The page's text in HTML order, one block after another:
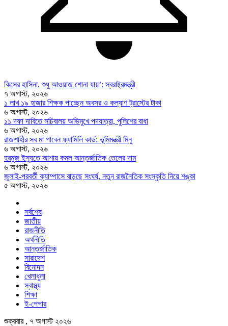
কিসের হাসিনা, শুধু আওয়াজ শোনা যায়’: স্বরাষ্ট্রমন্ত্রী
৭ অগাস্ট, ২০২৬
১ লাখ ১৯ হাজার শিক্ষক পাচ্ছেন অবসর ও কল্যাণ ট্রাস্টের টাকা
৬ অগাস্ট, ২০২৬
১১ দফা দাবিতে সচিবালয় অভিমুখে পদযাত্রা, পুলিশের বাধা
৬ অগাস্ট, ২০২৬
রাজশাহীর সব মা পাবেন ফ্যামিলি কার্ড: ভূমিমন্ত্রী মিনু
৬ অগাস্ট, ২০২৬
হরমুজ ইস্যুতে আশায় কমল আন্তর্জাতিক তেলের দাম
৬ অগাস্ট, ২০২৬
জুলাই-পরবর্তী ক্যাম্পাসে বাড়ছে সংঘর্ষ, নতুন রাজনৈতিক সংস্কৃতি নিয়ে শঙ্কা
৫ অগাস্ট, ২০২৬
সর্বশেষ
জাতীয়
রাজনীতি
অর্থনীতি
আন্তর্জাতিক
সারাদেশ
বিনোদন
খেলাধুলা
স্বাস্থ্য
শিক্ষা
ই-পেপার
শুক্রবার , ৭ অগাস্ট ২০২৬